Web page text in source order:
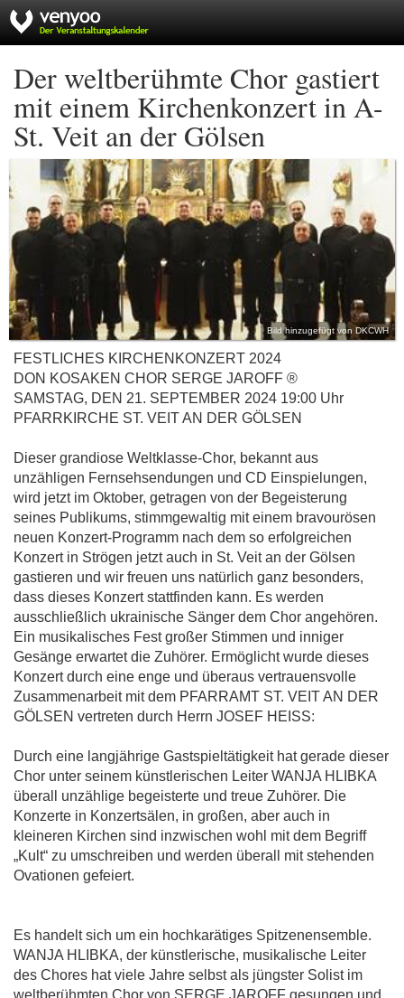
Der weltberühmte Chor gastiert
mit einem Kirchenkonzert in A-
St. Veit an der Gölsen
Bild hinzugefügt von DKCWH
FESTLICHES KIRCHENKONZERT 2024
DON KOSAKEN CHOR SERGE JAROFF ®
SAMSTAG, DEN 21. SEPTEMBER 2024 19:00 Uhr
PFARRKIRCHE ST. VEIT AN DER GÖLSEN
Dieser grandiose Weltklasse-Chor, bekannt aus
unzähligen Fernsehsendungen und CD Einspielungen,
wird jetzt im Oktober, getragen von der Begeisterung
seines Publikums, stimmgewaltig mit einem bravourösen
neuen Konzert-Programm nach dem so erfolgreichen
Konzert in Strögen jetzt auch in St. Veit an der Gölsen
gastieren und wir freuen uns natürlich ganz besonders,
dass dieses Konzert stattfinden kann. Es werden
ausschließlich ukrainische Sänger dem Chor angehören.
Ein musikalisches Fest großer Stimmen und inniger
Gesänge erwartet die Zuhörer. Ermöglicht wurde dieses
Konzert durch eine enge und überaus vertrauensvolle
Zusammenarbeit mit dem PFARRAMT ST. VEIT AN DER
GÖLSEN vertreten durch Herrn JOSEF HEISS:
Durch eine langjährige Gastspieltätigkeit hat gerade dieser
Chor unter seinem künstlerischen Leiter WANJA HLIBKA
überall unzählige begeisterte und treue Zuhörer. Die
Konzerte in Konzertsälen, in großen, aber auch in
kleineren Kirchen sind inzwischen wohl mit dem Begriff
„Kult“ zu umschreiben und werden überall mit stehenden
Ovationen gefeiert.
Es handelt sich um ein hochkarätiges Spitzenensemble.
WANJA HLIBKA, der künstlerische, musikalische Leiter
des Chores hat viele Jahre selbst als jüngster Solist im
weltberühmten Chor von SERGE JAROFF gesungen und